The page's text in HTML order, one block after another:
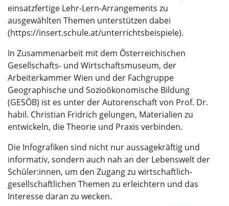
einsatzfertige Lehr-Lern-Arrangements zu
ausgewählten Themen unterstützen dabei
(https://insert.schule.at/unterrichtsbeispiele).
In Zusammenarbeit mit dem Österreichischen
Gesellschafts- und Wirtschaftsmuseum, der
Arbeiterkammer Wien und der Fachgruppe
Geographische und Sozioökonomische Bildung
(GESÖB) ist es unter der Autorenschaft von Prof. Dr.
habil. Christian Fridrich gelungen, Materialien zu
entwickeln, die Theorie und Praxis verbinden.
Die Infografiken sind nicht nur aussagekräftig und
informativ, sondern auch nah an der Lebenswelt der
Schüler:innen, um den Zugang zu wirtschaftlich-
gesellschaftlichen Themen zu erleichtern und das
Interesse daran zu wecken.